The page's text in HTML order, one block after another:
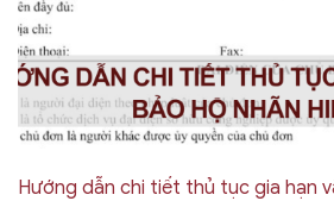
Hướng dẫn chi tiết thủ tục gia hạn